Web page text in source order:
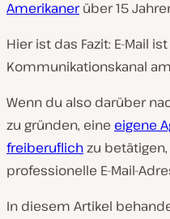
Amerikanerüber 15
Hier ist das Fazit: E-Mail
Kommunikationskanal
Wenn du also darüber
zu gründen, eine eigene
freiberuflichzu
professionelle E-Mail-
In diesem Artikel